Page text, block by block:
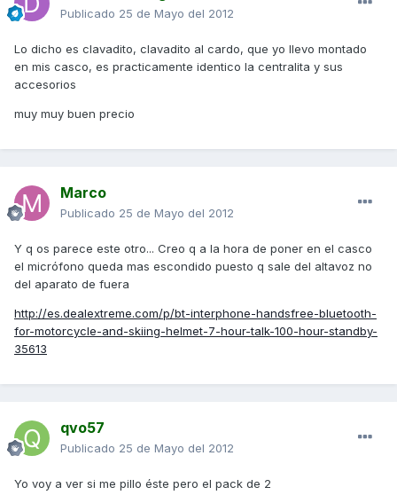
Publicado 25 de Mayo del 2012
Lo dicho es clavadito, clavadito al cardo, que yo llevo montado
en mis casco, es practicamente identico la centralita y sus
accesorios
muy muy buen precio
Marco
Publicado 25 de Mayo del 2012
Y q os parece este otro... Creo q a la hora de poner en el casco
el micrófono queda mas escondido puesto q sale del altavoz no
del aparato de fuera
http://es.dealextreme.com/p/bt-interphone-handsfree-bluetooth-
for-motorcycle-and-skiing-helmet-7-hour-talk-100-hour-standby-
35613
qvo57
Publicado 25 de Mayo del 2012
Yo voy a ver si me pillo éste pero el pack de 2